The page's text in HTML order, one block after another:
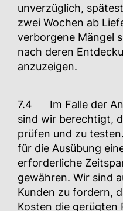
unverzüglich,
zwei Wochen ab
verborgene Mängel
nach deren
anzuzeigen.
7.4 Im Falle der
sind wir berechtigt,
prüfen und zu
für die Ausübung
erforderliche
gewähren. Wir sind
Kunden zu fordern,
Kosten die gerügten